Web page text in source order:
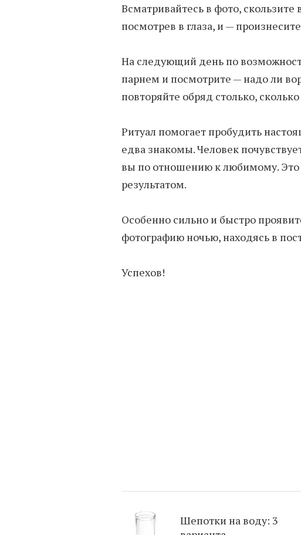
Всматривайтесь в фото,
посмотрев в глаза, и — произнесите
На следующий день по
парнем и посмотрите — надо ли
повторяйте обряд столько,
Ритуал помогает пробудить
едва знакомы. Человек
вы по отношению к любимому.
результатом.
Особенно сильно и быстро
фотографию ночью, находясь в
Успехов!
Шепотки на воду: 3